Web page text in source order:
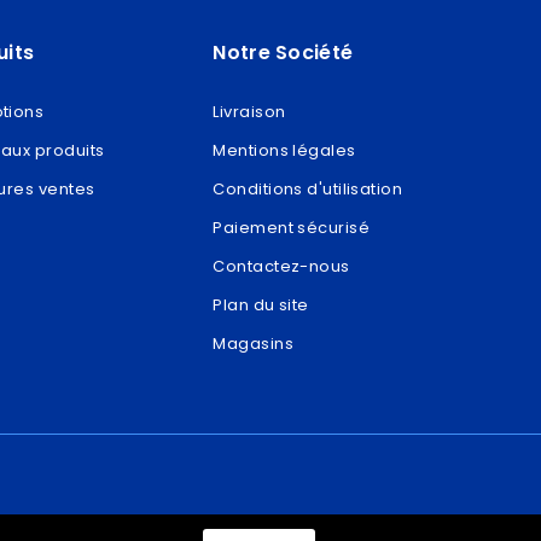
produits
ventes
Notre Société
Livraison
Mentions légales
Conditions d'utilisation
Paiement sécurisé
Contactez-nous
Plan du site
Magasins